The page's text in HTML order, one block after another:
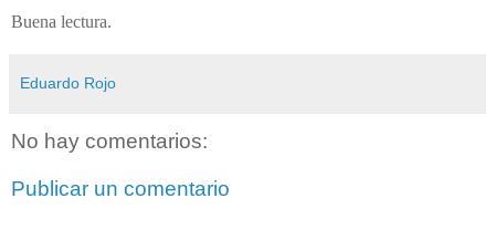
Buena lectura.
Eduardo Rojo
No hay comentarios:
Publicar un comentario